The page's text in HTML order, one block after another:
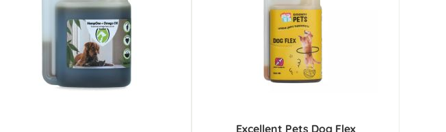
Excellent Pets Dog Flex